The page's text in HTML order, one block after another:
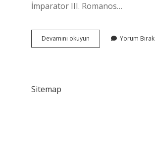
İmparator III. Romanos…
Devamını okuyun
Diyojen
Yorum Bırak
Sitemap